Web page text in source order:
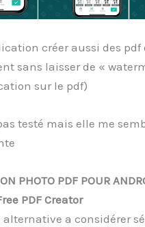
créer aussi des pdf
sans laisser de «
sur le pdf)
testé mais elle me
PHOTO PDF POUR
PDF Creator
alternative a considérer